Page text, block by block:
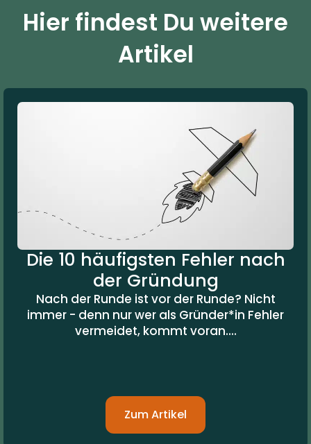
Hier findest Du weitere
Artikel
Die 10 häufigsten Fehler nach
der Gründung
Nach der Runde ist vor der Runde? Nicht
immer - denn nur wer als Gründer*in Fehler
vermeidet, kommt voran....
Zum Artikel